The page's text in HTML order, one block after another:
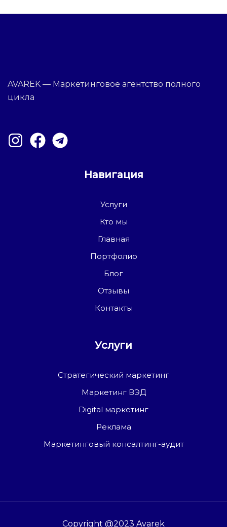
AVAREK — Маркетинговое агентство полного
цикла
Навигация
Услуги
Кто мы
Главная
Портфолио
Блог
Отзывы
Контакты
Услуги
Стратегический маркетинг
Маркетинг ВЭД
Digital маркетинг
Реклама
Маркетинговый консалтинг-аудит
Copyright @2023 Avarek